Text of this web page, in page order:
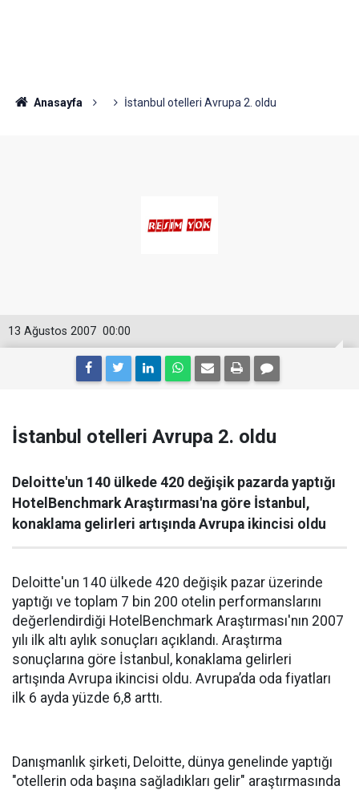
Anasayfa İstanbul otelleri Avrupa 2. oldu
00:00
13 Ağustos 2007
İstanbul otelleri Avrupa 2. oldu
Deloitte'un 140 ülkede 420 değişik pazarda yaptığı
HotelBenchmark Araştırması'na göre İstanbul,
konaklama gelirleri artışında Avrupa ikincisi oldu
Deloitte'un 140 ülkede 420 değişik pazar üzerinde
yaptığı ve toplam 7 bin 200 otelin performanslarını
değerlendirdiği HotelBenchmark Araştırması'nın 2007
yılı ilk altı aylık sonuçları açıklandı. Araştırma
sonuçlarına göre İstanbul, konaklama gelirleri
artışında Avrupa ikincisi oldu. Avrupa’da oda fiyatları
ilk 6 ayda yüzde 6,8 arttı.
Danışmanlık şirketi, Deloitte, dünya genelinde yaptığı
"otellerin oda başına sağladıkları gelir" araştırmasında